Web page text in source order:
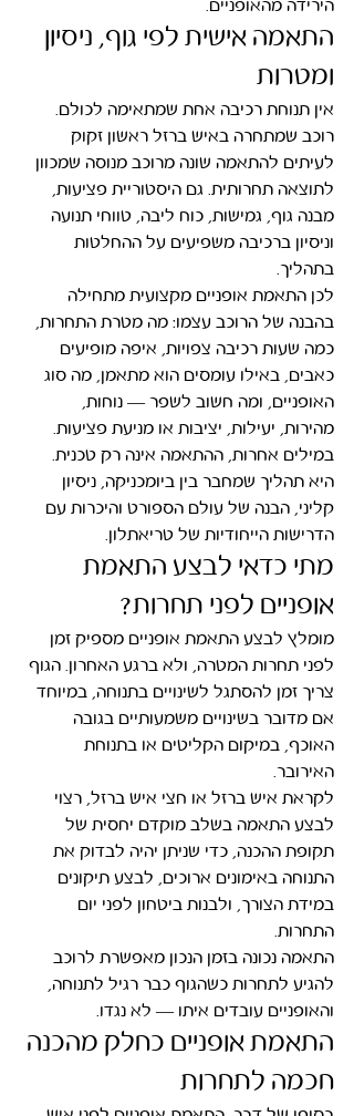
הירידה מהאופניים.
התאמה אישית לפי גוף, ניסיון
ומטרות
אין תנוחת רכיבה אחת שמתאימה לכולם.
רוכב שמתחרה באיש ברזל ראשון זקוק
לעיתים להתאמה שונה מרוכב מנוסה שמכוון
לתוצאה תחרותית. גם היסטוריית פציעות,
מבנה גוף, גמישות, כוח ליבה, טווחי תנועה
וניסיון ברכיבה משפיעים על ההחלטות
בתהליך.
לכן התאמת אופניים מקצועית מתחילה
בהבנה של הרוכב עצמו: מה מטרת התחרות,
כמה שעות רכיבה צפויות, איפה מופיעים
כאבים, באילו עומסים הוא מתאמן, מה סוג
האופניים, ומה חשוב לשפר — נוחות,
מהירות, יעילות, יציבות או מניעת פציעות.
במילים אחרות, ההתאמה אינה רק טכנית.
היא תהליך שמחבר בין ביומכניקה, ניסיון
קליני, הבנה של עולם הספורט והיכרות עם
הדרישות הייחודיות של טריאתלון.
מתי כדאי לבצע התאמת
אופניים לפני תחרות?
מומלץ לבצע התאמת אופניים מספיק זמן
לפני תחרות המטרה, ולא ברגע האחרון. הגוף
צריך זמן להסתגל לשינויים בתנוחה, במיוחד
אם מדובר בשינויים משמעותיים בגובה
האוכף, במיקום הקליטים או בתנוחת
האירובר.
לקראת איש ברזל או חצי איש ברזל, רצוי
לבצע התאמה בשלב מוקדם יחסית של
תקופת ההכנה, כדי שניתן יהיה לבדוק את
התנוחה באימונים ארוכים, לבצע תיקונים
במידת הצורך, ולבנות ביטחון לפני יום
התחרות.
התאמה נכונה בזמן הנכון מאפשרת לרוכב
להגיע לתחרות כשהגוף כבר רגיל לתנוחה,
והאופניים עובדים איתו — לא נגדו.
התאמת אופניים כחלק מהכנה
חכמה לתחרות